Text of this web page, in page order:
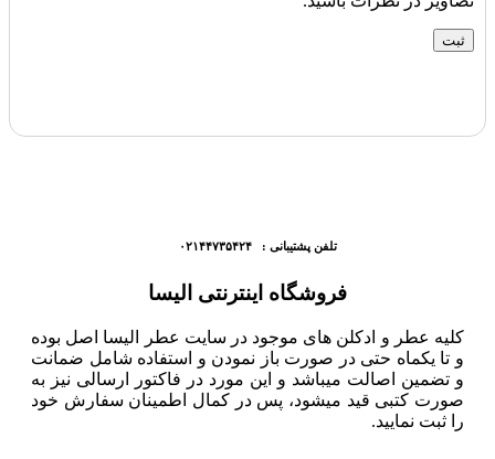
تلفن پشتیبانی : ۰۲۱۴۴۷۳۵۴۲۴
فروشگاه اینترنتی الیسا
کلیه عطر و ادکلن های موجود در سایت عطر الیسا اصل بوده
و تا یکماه حتی در صورت باز نمودن و استفاده شامل ضمانت
و تضمین اصالت میباشد و این مورد در فاکتور ارسالی نیز به
صورت کتبی قید میشود، پس در کمال اطمینان سفارش خود
را ثبت نمایید.